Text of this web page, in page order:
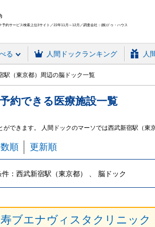
約サービス検索上位3サイト／22年11月～12月／調査会社：(株)ドゥ・ハウス
る 人間ドックランキング 人
駅（東京都）周辺の脳ドック一覧
約できる 医療施設一覧
できます。 人間ドックのマーソでは西武新宿駅（東
順 更新順
： 西武新宿駅（東京都） 、 脳ドック
ブエナヴィスタクリニック